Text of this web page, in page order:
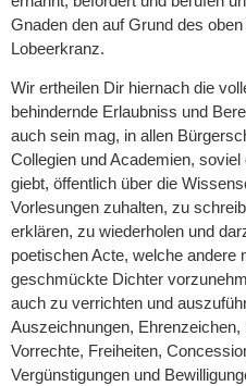
Gnaden den auf Grund des
Lobeerkranz.
Wir ertheilen Dir hiernach die
behindernde Erlaubniss und
auch sein mag, in allen
Collegien und Academien,
giebt, öffentlich über die
Vorlesungen zuhalten, zu
erklären, zu wiederholen und
poetischen Acte, welche andere
geschmückte Dichter
auch zu verrichten und
Auszeichnungen, Ehrenzeichen,
Vorrechte, Freiheiten,
Vergünstigungen und